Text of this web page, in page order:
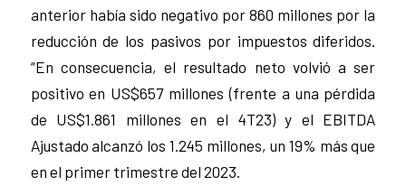
anterior había sido negativo por 860 millones por la
reducción de los pasivos por impuestos diferidos.
“En consecuencia, el resultado neto volvió a ser
positivo en US$657 millones (frente a una pérdida
de US$1.861 millones en el 4T23) y el EBITDA
Ajustado alcanzó los 1.245 millones, un 19% más que
en el primer trimestre del 2023.